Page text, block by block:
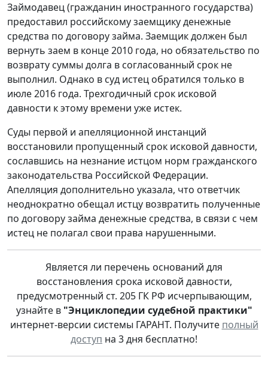
Займодавец (гражданин иностранного государства)
предоставил российскому заемщику денежные
средства по договору займа. Заемщик должен был
вернуть заем в конце 2010 года, но обязательство по
возврату суммы долга в согласованный срок не
выполнил. Однако в суд истец обратился только в
июле 2016 года. Трехгодичный срок исковой
давности к этому времени уже истек.
Суды первой и апелляционной инстанций
восстановили пропущенный срок исковой давности,
сославшись на незнание истцом норм гражданского
законодательства Российской Федерации.
Апелляция дополнительно указала, что ответчик
неоднократно обещал истцу возвратить полученные
по договору займа денежные средства, в связи с чем
истец не полагал свои права нарушенными.
Является ли перечень оснований для
восстановления срока исковой давности,
предусмотренный ст. 205 ГК РФ исчерпывающим,
узнайте в "Энциклопедии судебной практики"
интернет-версии системы ГАРАНТ. Получите полный
доступ на 3 дня бесплатно!